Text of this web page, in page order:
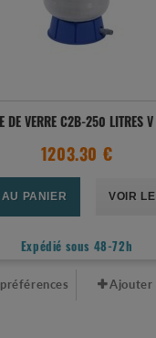
DE VERRE C2B-250 LITRES
1203.30 €
PANIER VOIR
Expédié sous 48-72h
Ajouter